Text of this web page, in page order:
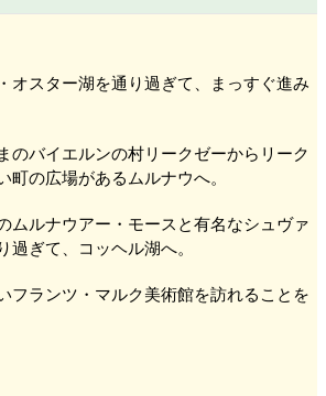
オスター湖 を通り過ぎて、まっすぐ進み
のバイエルンの村リークゼーからリーク
町の広場があるムルナウへ。
ムルナウアー・モース と有名なシュヴァ
過ぎて、コッヘル湖へ。
フランツ・マルク美術館を訪れることを